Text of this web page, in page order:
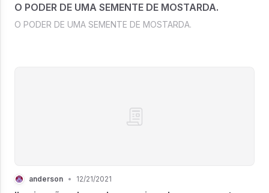
O PODER DE UMA SEMENTE DE MOSTARDA.
O PODER DE UMA SEMENTE DE MOSTARDA.
anderson • 12/21/2021